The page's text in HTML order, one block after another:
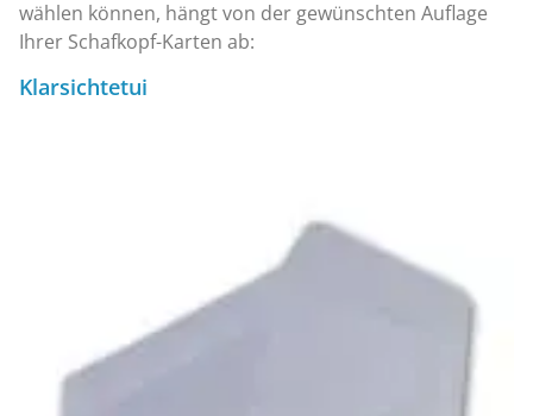
wählen können, hängt von der gewünschten Auflage
Ihrer Schafkopf-Karten ab:
Klarsichtetui